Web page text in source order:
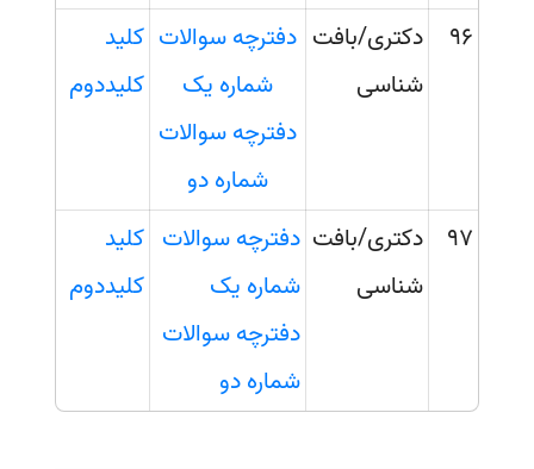
96
دکتری/بافت
شناسی
دفترچه سوالات
شماره یک
دفترچه سوالات
شماره دو
کلید
کلیددوم
97
دکتری/بافت
شناسی
دفترچه سوالات
شماره یک
دفترچه سوالات
شماره دو
کلید
کلیددوم